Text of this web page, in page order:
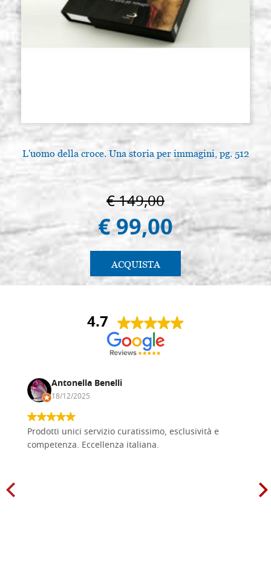
L'uomo della croce. Una storia per immagini, pg. 512
€ 149,00
€ 99,00
ACQUISTA
4.7
Antonella Benelli
18/12/2025
Prodotti unici servizio curatissimo, esclusività e
competenza. Eccellenza italiana.